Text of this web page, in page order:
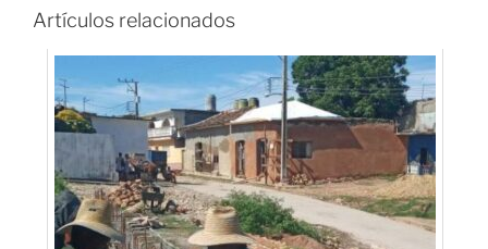
Artículos relacionados